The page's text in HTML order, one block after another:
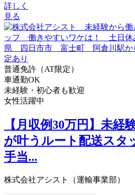
詳しく
見る
普通免許（AT限定）
車通勤OK
未経験・初心者も歓迎
女性活躍中
【月収例30万円】未経
が叶うルート配送スタ
手当...
株式会社アシスト（運輸事業部）